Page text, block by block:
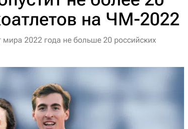
на ЧМ-2022
2022 года не больше 20 российских